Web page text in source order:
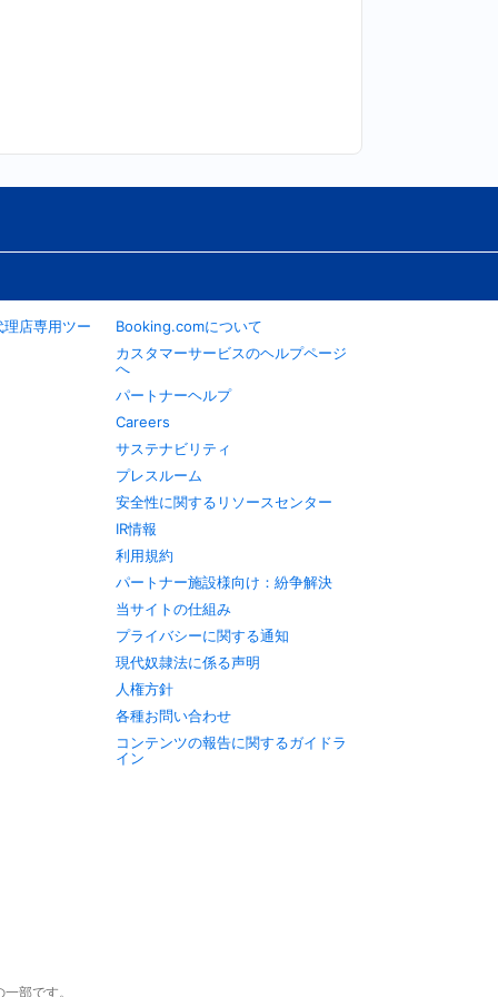
店専用ツー
Booking.comについて
カスタマーサービスのヘルプページ
へ
パートナーヘルプ
Careers
サステナビリティ
プレスルーム
安全性に関するリソースセンター
IR情報
利用規約
パートナー施設様向け：紛争解決
当サイトの仕組み
プライバシーに関する通知
現代奴隷法に係る声明
人権方針
各種お問い合わせ
コンテンツの報告に関するガイドラ
イン
部です。